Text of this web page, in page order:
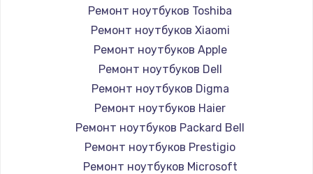
Ремонт ноутбуков Toshiba
Ремонт ноутбуков Xiaomi
Ремонт ноутбуков Apple
Ремонт ноутбуков Dell
Ремонт ноутбуков Digma
Ремонт ноутбуков Haier
Ремонт ноутбуков Packard Bell
Ремонт ноутбуков Prestigio
Ремонт ноутбуков Microsoft